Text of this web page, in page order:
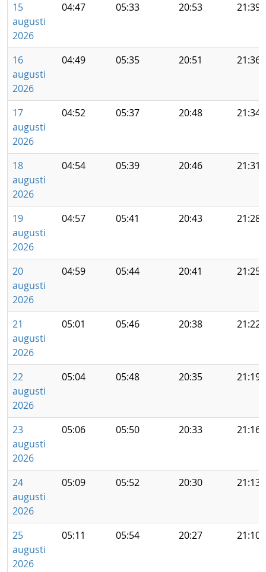
15
augusti
2026
04:47 05:33 20:53 21:39
16
augusti
2026
04:49 05:35 20:51 21:36
17
augusti
2026
04:52 05:37 20:48 21:34
18
augusti
2026
04:54 05:39 20:46 21:31
19
augusti
2026
04:57 05:41 20:43 21:28
20
augusti
2026
04:59 05:44 20:41 21:25
21
augusti
2026
05:01 05:46 20:38 21:22
22
augusti
2026
05:04 05:48 20:35 21:19
23
augusti
2026
05:06 05:50 20:33 21:16
24
augusti
2026
05:09 05:52 20:30 21:13
25
augusti
2026
05:11 05:54 20:27 21:10